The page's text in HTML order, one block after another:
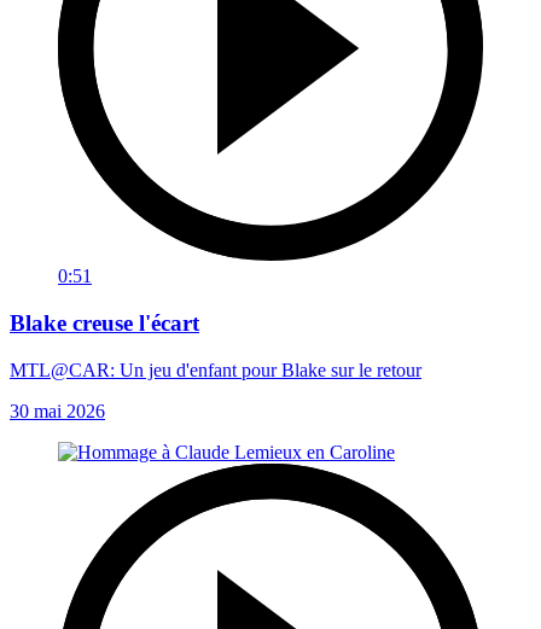
0:51
Blake creuse l'écart
MTL@CAR: Un jeu d'enfant pour Blake sur le retour
30 mai 2026